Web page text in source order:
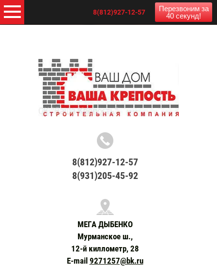
8(812)927-12-57
Перезвоним за
40 секунд!
8(812)927-12-57
8(931)205-45-92
МЕГА ДЫБЕНКО
Мурманское ш.,
12-й киллометр, 28
E-mail 9271257@bk.ru